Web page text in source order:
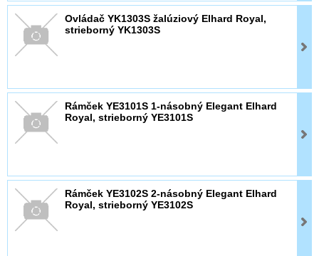
Ovládač YK1303S žalúziový Elhard Royal,
strieborný YK1303S
Rámček YE3101S 1-násobný Elegant Elhard
Royal, strieborný YE3101S
Rámček YE3102S 2-násobný Elegant Elhard
Royal, strieborný YE3102S